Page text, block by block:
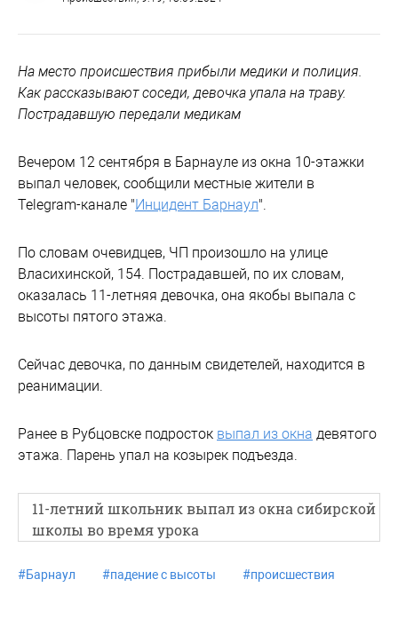
На место происшествия прибыли медики и полиция.
Как рассказывают соседи, девочка упала на траву.
Пострадавшую передали медикам
Вечером 12 сентября в Барнауле из окна 10-этажки
выпал человек, сообщили местные жители в
Telegram-канале "Инцидент Барнаул".
По словам очевидцев, ЧП произошло на улице
Власихинской, 154. Пострадавшей, по их словам,
оказалась 11-летняя девочка, она якобы выпала с
высоты пятого этажа.
Сейчас девочка, по данным свидетелей, находится в
реанимации.
Ранее в Рубцовске подросток выпал из окна девятого
этажа. Парень упал на козырек подъезда.
11-летний школьник выпал из окна сибирской
школы во время урока
#Барнаул #падение с высоты #происшествия